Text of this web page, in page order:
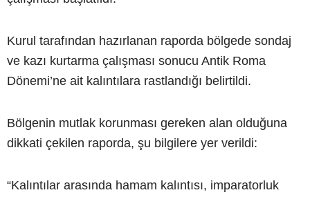
Kurul tarafından hazırlanan raporda bölgede sondaj
ve kazı kurtarma çalışması sonucu Antik Roma
Dönemi’ne ait kalıntılara rastlandığı belirtildi.
Bölgenin mutlak korunması gereken alan olduğuna
dikkati çekilen raporda, şu bilgilere yer verildi:
“Kalıntılar arasında hamam kalıntısı, imparatorluk